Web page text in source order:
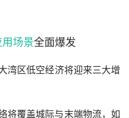
用场景全面爆发
湾区低空经济将迎来三大增
将覆盖城际与末端物流，如